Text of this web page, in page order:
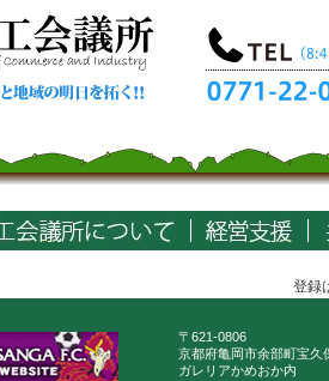
登録
〒621-0806
京都府亀岡市余部町宝久
ガレリアかめおか内